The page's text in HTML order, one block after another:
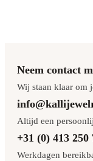
Neem contact
Wij staan klaar om
Altijd een
+31 (0) 413 250
Werkdagen